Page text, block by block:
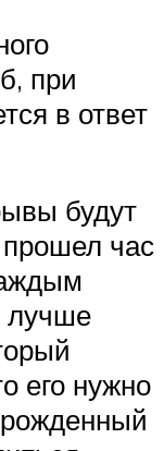
при
в ответ
будут
час
лучше
его нужно